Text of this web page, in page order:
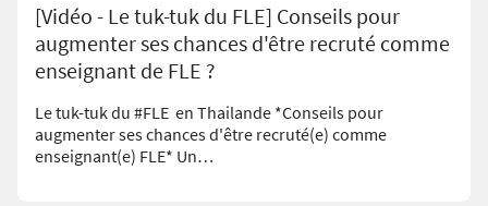
[Vidéo - Le tuk-tuk du FLE] Conseils pour
augmenter ses chances d'être recruté comme
enseignant de FLE ?
Le tuk-tuk du #FLE en Thailande *Conseils pour
augmenter ses chances d'être recruté(e) comme
enseignant(e) FLE* Un…